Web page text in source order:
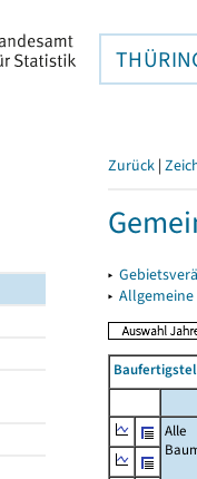
Zurück |
▸
▸
Alle